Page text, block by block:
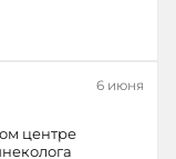
6 июня
центре